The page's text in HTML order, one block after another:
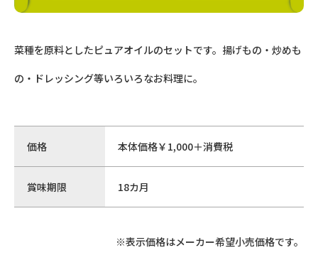
菜種を原料としたピュアオイルのセットです。揚げもの・炒めも
の・ドレッシング等いろいろなお料理に。
価格 本体価格￥1,000＋消費税
賞味期限 18カ月
※表示価格はメーカー希望小売価格です。